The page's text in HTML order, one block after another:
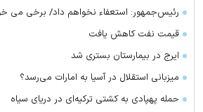
رئیس‌جمهور: استعفاء نخواهم داد/ برخی می
قیمت نفت کاهش یافت
ایرج در بیمارستان بستری شد
میزبانی استقلال در آسیا به امارات می‌رسد؟
حمله پهپادی به کشتی ترکیه‌ای در دریای سیاه